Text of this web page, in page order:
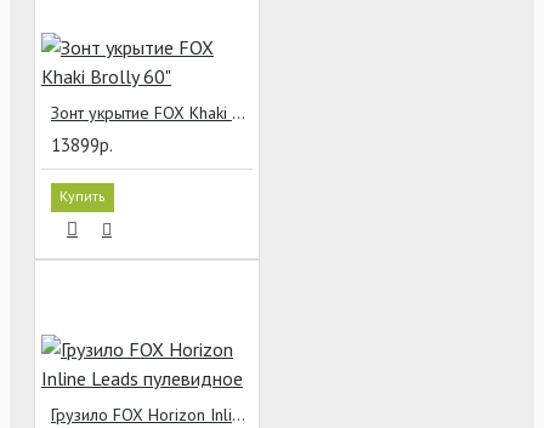
Зонт укрытие FOX Khaki Brolly 60"
13899р.
Купить
Грузило FOX Horizon Inline Leads пулевидное